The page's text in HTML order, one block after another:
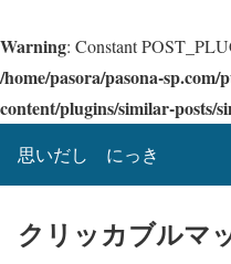
Warning: Constant
/home/pasora/pasona-
content/plugins/similar-posts/
思いだし にっき
クリッカブルマ